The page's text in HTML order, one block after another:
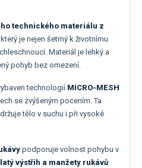
technického materiálu z
je nejen šetrný k životnímu
Materiál je lehký a
pohyb bez omezení.
technologií MICRO-MESH
se zvýšeným pocením. Ta
tělo v suchu i při vysoké
podporuje volnost pohybu v
výstřih a manžety rukávů